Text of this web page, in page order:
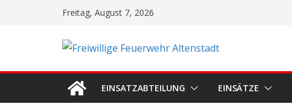
Freitag, August 7, 2026
EINSATZABTEILUNG EINSÄTZE